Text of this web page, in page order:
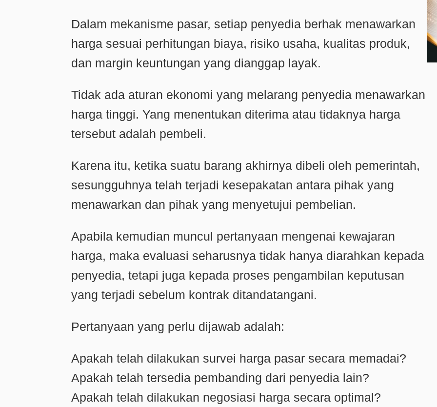
Dalam mekanisme pasar, setiap penyedia berhak menawarkan
harga sesuai perhitungan biaya, risiko usaha, kualitas produk,
dan margin keuntungan yang dianggap layak.
Tidak ada aturan ekonomi yang melarang penyedia menawarkan
harga tinggi. Yang menentukan diterima atau tidaknya harga
tersebut adalah pembeli.
Karena itu, ketika suatu barang akhirnya dibeli oleh pemerintah,
sesungguhnya telah terjadi kesepakatan antara pihak yang
menawarkan dan pihak yang menyetujui pembelian.
Apabila kemudian muncul pertanyaan mengenai kewajaran
harga, maka evaluasi seharusnya tidak hanya diarahkan kepada
penyedia, tetapi juga kepada proses pengambilan keputusan
yang terjadi sebelum kontrak ditandatangani.
Pertanyaan yang perlu dijawab adalah:
Apakah telah dilakukan survei harga pasar secara memadai?
Apakah telah tersedia pembanding dari penyedia lain?
Apakah telah dilakukan negosiasi harga secara optimal?